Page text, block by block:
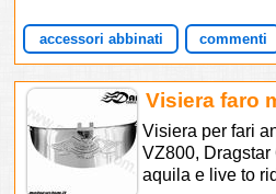
accessori abbinati commenti
Visiera faro
Visiera per fari
VZ800,
aquila e live to